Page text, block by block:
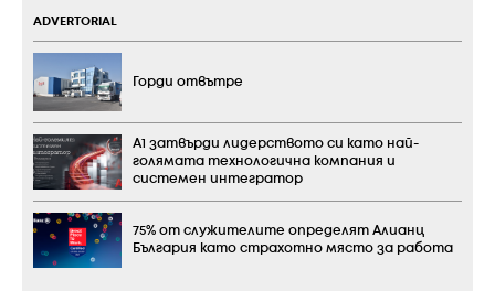
ADVERTORIAL
Горди отвътре
А1 затвърди лидерството си като най-
голямата технологична компания и
системен интегратор
75% от служителите определят Алианц
България като страхотно място за работа